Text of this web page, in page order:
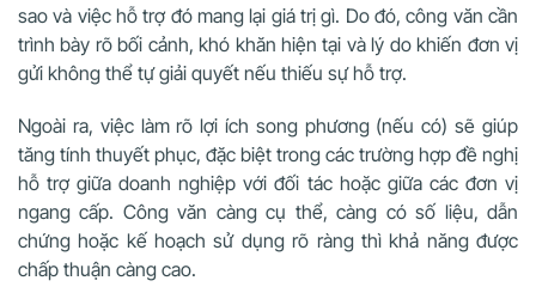
sao và việc hỗ trợ đó mang lại giá trị gì. Do đó, công văn cần
trình bày rõ bối cảnh, khó khăn hiện tại và lý do khiến đơn vị
gửi không thể tự giải quyết nếu thiếu sự hỗ trợ.
Ngoài ra, việc làm rõ lợi ích song phương (nếu có) sẽ giúp
tăng tính thuyết phục, đặc biệt trong các trường hợp đề nghị
hỗ trợ giữa doanh nghiệp với đối tác hoặc giữa các đơn vị
ngang cấp. Công văn càng cụ thể, càng có số liệu, dẫn
chứng hoặc kế hoạch sử dụng rõ ràng thì khả năng được
chấp thuận càng cao.